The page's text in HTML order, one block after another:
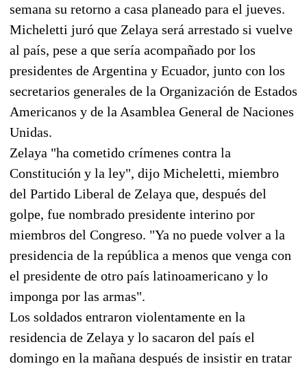
semana su retorno a casa planeado para el jueves.
Micheletti juró que Zelaya será arrestado si vuelve
al país, pese a que sería acompañado por los
presidentes de Argentina y Ecuador, junto con los
secretarios generales de la Organización de Estados
Americanos y de la Asamblea General de Naciones
Unidas.
Zelaya "ha cometido crímenes contra la
Constitución y la ley", dijo Micheletti, miembro
del Partido Liberal de Zelaya que, después del
golpe, fue nombrado presidente interino por
miembros del Congreso. "Ya no puede volver a la
presidencia de la república a menos que venga con
el presidente de otro país latinoamericano y lo
imponga por las armas".
Los soldados entraron violentamente en la
residencia de Zelaya y lo sacaron del país el
domingo en la mañana después de insistir en tratar